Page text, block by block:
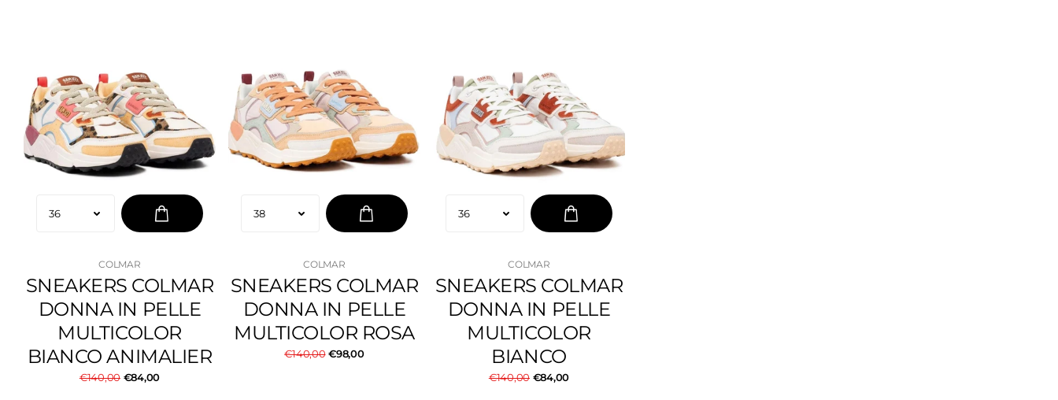
COLMAR
SNEAKERS COLMAR
DONNA IN PELLE
MULTICOLOR
BIANCO ANIMALIER
€140,00 €84,00
COLMAR
SNEAKERS COLMAR
DONNA IN PELLE
MULTICOLOR ROSA
€140,00€98,00
COLMAR
SNEAKERS COLMAR
DONNA IN PELLE
MULTICOLOR
BIANCO
€140,00 €84,00